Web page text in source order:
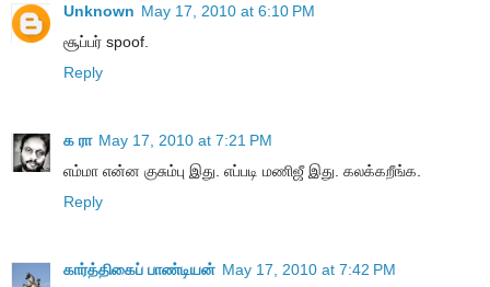
Unknown May 17, 2010 at 6:10 PM
சூப்பர் spoof.
Reply
க ரா May 17, 2010 at 7:21 PM
எம்மா என்ன குசும்பு இது. எப்படி மணிஜீ இது. கலக்கறீங்க.
Reply
கார்த்திகைப் பாண்டியன் May 17, 2010 at 7:42 PM